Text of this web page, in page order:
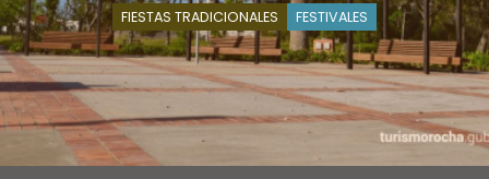
FIESTAS TRADICIONALES FESTIVALES